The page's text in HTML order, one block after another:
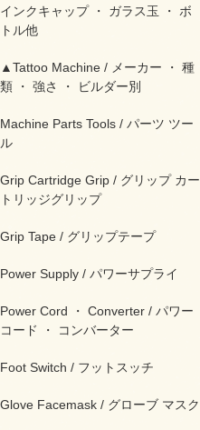
インクキャップ ・ ガラス玉 ・ ボ
トル他
▲Tattoo Machine / メーカー ・ 種
類 ・ 強さ ・ ビルダー別
Machine Parts Tools / パーツ ツー
ル
Grip Cartridge Grip / グリップ カー
トリッジグリップ
Grip Tape / グリップテープ
Power Supply / パワーサプライ
Power Cord ・ Converter / パワー
コード ・ コンバーター
Foot Switch / フットスッチ
Glove Facemask / グローブ マスク